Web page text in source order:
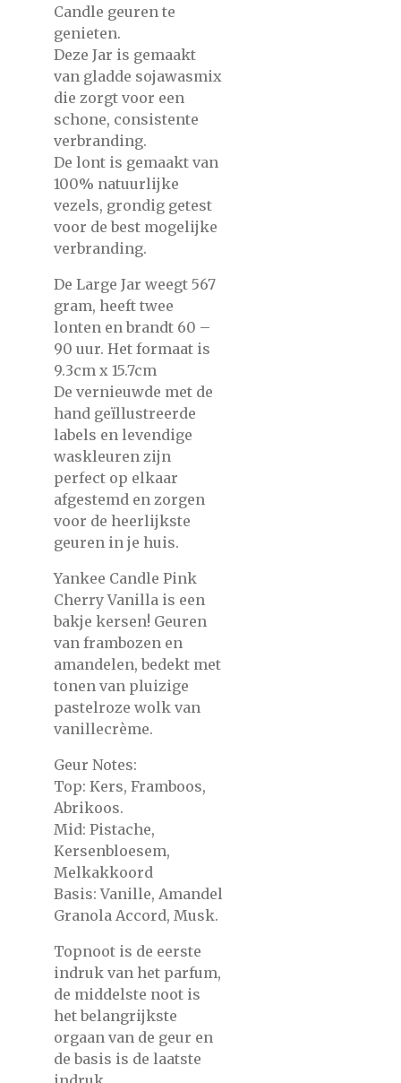
Candle geuren te
genieten.
Deze Jar is gemaakt
van gladde sojawasmix
die zorgt voor een
schone, consistente
verbranding.
De lont is gemaakt van
100% natuurlijke
vezels, grondig getest
voor de best mogelijke
verbranding.
De Large Jar weegt 567
gram, heeft twee
lonten en brandt 60 –
90 uur. Het formaat is
9.3cm x 15.7cm
De vernieuwde met de
hand geïllustreerde
labels en levendige
waskleuren zijn
perfect op elkaar
afgestemd en zorgen
voor de heerlijkste
geuren in je huis.
Yankee Candle Pink
Cherry Vanilla is een
bakje kersen! Geuren
van frambozen en
amandelen, bedekt met
tonen van pluizige
pastelroze wolk van
vanillecrème.
Geur Notes:
Top: Kers, Framboos,
Abrikoos.
Mid: Pistache,
Kersenbloesem,
Melkakkoord
Basis: Vanille, Amandel
Granola Accord, Musk.
Topnoot is de eerste
indruk van het parfum,
de middelste noot is
het belangrijkste
orgaan van de geur en
de basis is de laatste